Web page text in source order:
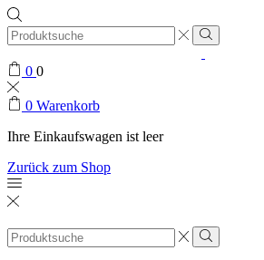
Search
input
0 0
0 Warenkorb
Ihre Einkaufswagen ist leer
Zurück zum Shop
Search
input